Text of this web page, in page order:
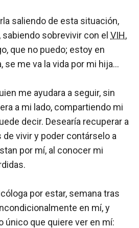
saliendo de esta situación,
sobrevivir con el VIH,
que no puedo; estoy en
se me va la vida por mi hija…
me ayudara a seguir, sin
a mi lado, compartiendo mi
decir. Desearía recuperar a
de vivir y poder contárselo a
por mí, al conocer mi
por estar, semana tras
en mí, y
único que quiere ver en mí: